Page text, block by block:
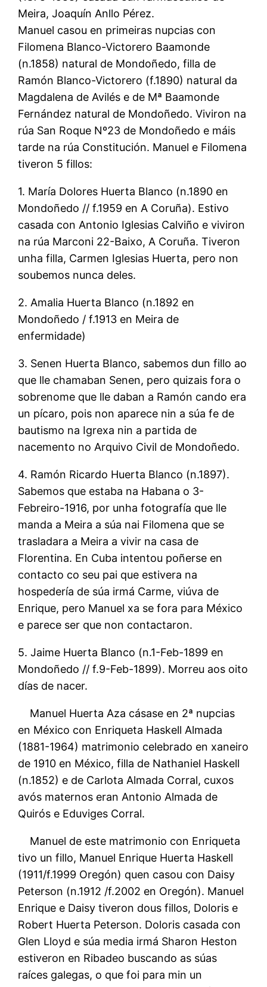
Meira, Joaquín Anllo Pérez.
Manuel casou en primeiras nupcias con
Filomena Blanco-Victorero Baamonde
(n.1858) natural de Mondoñedo, filla de
Ramón Blanco-Victorero (f.1890) natural da
Magdalena de Avilés e de Mª Baamonde
Fernández natural de Mondoñedo. Viviron na
rúa San Roque Nº23 de Mondoñedo e máis
tarde na rúa Constitución. Manuel e Filomena
tiveron 5 fillos:
1. María Dolores Huerta Blanco (n.1890 en
Mondoñedo // f.1959 en A Coruña). Estivo
casada con Antonio Iglesias Calviño e viviron
na rúa Marconi 22-Baixo, A Coruña. Tiveron
unha filla, Carmen Iglesias Huerta, pero non
soubemos nunca deles.
2. Amalia Huerta Blanco (n.1892 en
Mondoñedo / f.1913 en Meira de
enfermidade)
3. Senen Huerta Blanco, sabemos dun fillo ao
que lle chamaban Senen, pero quizais fora o
sobrenome que lle daban a Ramón cando era
un pícaro, pois non aparece nin a súa fe de
bautismo na Igrexa nin a partida de
nacemento no Arquivo Civil de Mondoñedo.
4. Ramón Ricardo Huerta Blanco (n.1897).
Sabemos que estaba na Habana o 3-
Febreiro-1916, por unha fotografía que lle
manda a Meira a súa nai Filomena que se
trasladara a Meira a vivir na casa de
Florentina. En Cuba intentou poñerse en
contacto co seu pai que estivera na
hospedería de súa irmá Carme, viúva de
Enrique, pero Manuel xa se fora para México
e parece ser que non contactaron.
5. Jaime Huerta Blanco (n.1-Feb-1899 en
Mondoñedo // f.9-Feb-1899). Morreu aos oito
días de nacer.
Manuel Huerta Aza cásase en 2ª nupcias
en México con Enriqueta Haskell Almada
(1881-1964) matrimonio celebrado en xaneiro
de 1910 en México, filla de Nathaniel Haskell
(n.1852) e de Carlota Almada Corral, cuxos
avós maternos eran Antonio Almada de
Quirós e Eduviges Corral.
Manuel de este matrimonio con Enriqueta
tivo un fillo, Manuel Enrique Huerta Haskell
(1911/f.1999 Oregón) quen casou con Daisy
Peterson (n.1912 /f.2002 en Oregón). Manuel
Enrique e Daisy tiveron dous fillos, Doloris e
Robert Huerta Peterson. Doloris casada con
Glen Lloyd e súa media irmá Sharon Heston
estiveron en Ribadeo buscando as súas
raíces galegas, o que foi para min un